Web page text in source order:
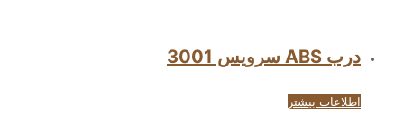
درب ABS سرویس 3001
اطلاعات بیشتر